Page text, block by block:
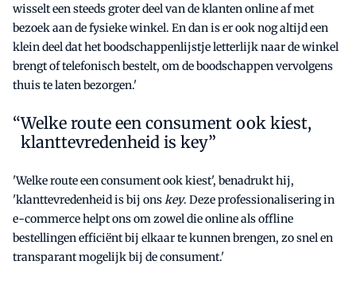
wisselt een steeds groter deel van de klanten online af met
bezoek aan de fysieke winkel. En dan is er ook nog altijd een
klein deel dat het boodschappenlijstje letterlijk naar de winkel
brengt of telefonisch bestelt, om de boodschappen vervolgens
thuis te laten bezorgen.'
Welke route een consument ook kiest,
klanttevredenheid is key”
'Welke route een consument ook kiest', benadrukt hij,
'klanttevredenheid is bij onskey. Deze professionalisering in
e-commerce helpt ons om zowel die online als offline
bestellingen efficiënt bij elkaar te kunnen brengen, zo snel en
transparant mogelijk bij de consument.'